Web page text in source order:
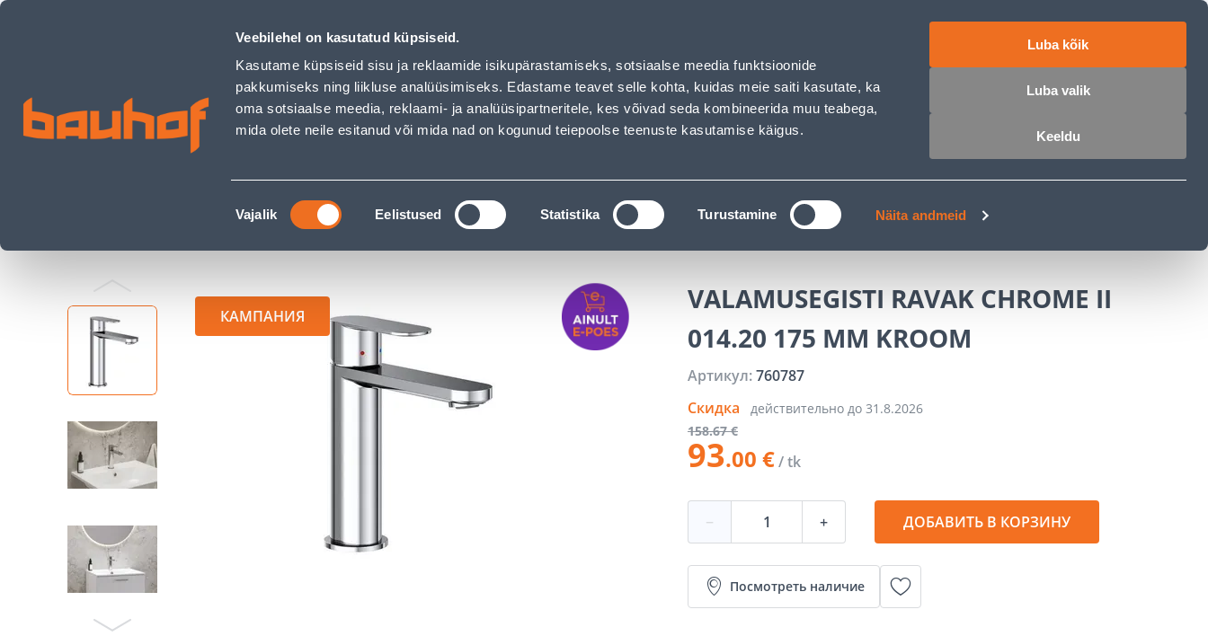
Veebilehel on kasutatud küpsiseid.
Kasutame küpsiseid sisu ja reklaamide isikupärastamiseks, sotsiaalse meedia funktsioonide
pakkumiseks ning liikluse analüüsimiseks. Edastame teavet selle kohta, kuidas meie saiti kasutate, ka
oma sotsiaalse meedia, reklaami- ja analüüsipartneritele, kes võivad seda kombineerida muu teabega,
mida olete neile esitanud või mida nad on kogunud teiepoolse teenuste kasutamise käigus.
Nõusoleku
valik
Vajalik Eelistused Statistika Turustamine Näita andmeid
Luba kõik
Luba valik
Keeldu
VALAMUSEGISTI RAVAK CHROME II 014.20 175 MM KROOM - Bauhof has loaded ETRUEN
ПОИСК Войти Корзина
ТОВАРЫ КЛУБ МАСТЕРОВ БЛОГИ
Строительный магазин Bauhof Сантехника и ванная комната Cмесители
Смесители для ванной комнаты
VALAMUSEGISTI RAVAK CHROME II 014.20 175 MM KROOM
КАМПАНИЯ
VALAMUSEGISTI RAVAK CHROME II
014.20 175 MM KROOM
Артикул:760787
Скидка
действительно до 31.8.2026
158.67 €
93.00 €/ tk
− + ДОБАВИТЬ В КОРЗИНУ
Посмотреть наличие